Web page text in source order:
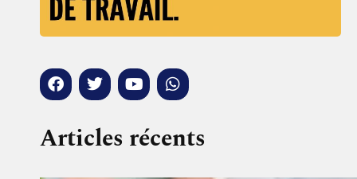
Articles récents